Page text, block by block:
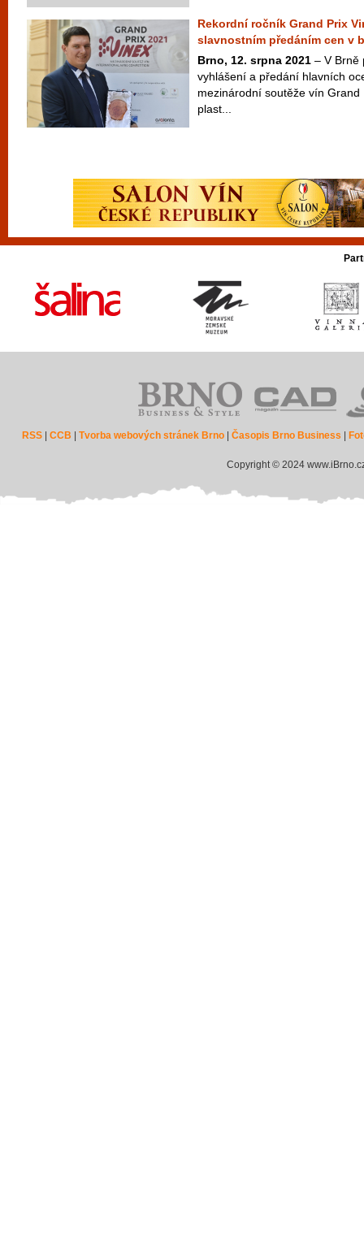
Rekordní ročník Grand Prix
slavnostním předáním cen v
Brno, 12. srpna 2021 – V Brně
vyhlášení a předání hlavních
mezinárodní soutěže vín
plast...
RSS |CCB |Tvorba webových stránek Brno |Časopis Brno Business
Copyright © 2024